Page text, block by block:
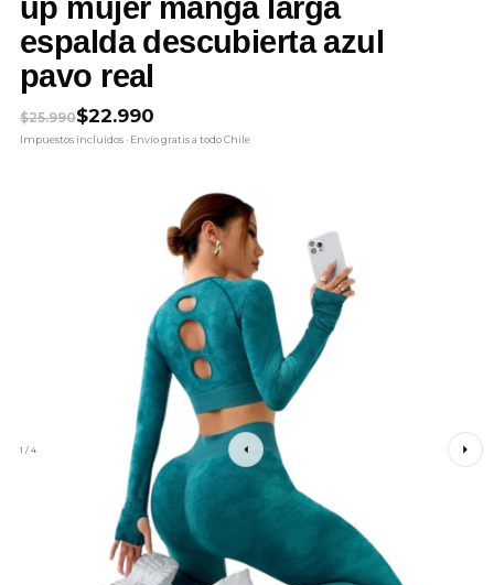
1 / 4
up mujer manga larga
espalda descubierta azul
pavo real
$25.990
El precio original era: $25.990.
$22.990
El precio actual es: $22.990.
Impuestos incluidos · Envío gratis a todo Chile